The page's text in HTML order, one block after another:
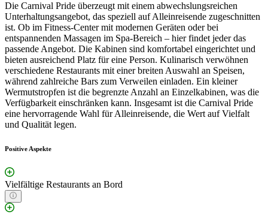
Die Carnival Pride überzeugt mit einem abwechslungsreichen
Unterhaltungsangebot, das speziell auf Alleinreisende zugeschnitten
ist. Ob im Fitness-Center mit modernen Geräten oder bei
entspannenden Massagen im Spa-Bereich – hier findet jeder das
passende Angebot. Die Kabinen sind komfortabel eingerichtet und
bieten ausreichend Platz für eine Person. Kulinarisch verwöhnen
verschiedene Restaurants mit einer breiten Auswahl an Speisen,
während zahlreiche Bars zum Verweilen einladen. Ein kleiner
Wermutstropfen ist die begrenzte Anzahl an Einzelkabinen, was die
Verfügbarkeit einschränken kann. Insgesamt ist die Carnival Pride
eine hervorragende Wahl für Alleinreisende, die Wert auf Vielfalt
und Qualität legen.
Positive Aspekte
Vielfältige Restaurants an Bord